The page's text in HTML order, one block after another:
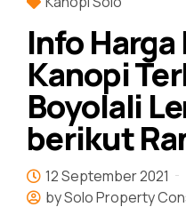
Info
Kanopi
Boyolali
berikut
12 September 2021
by Solo Property